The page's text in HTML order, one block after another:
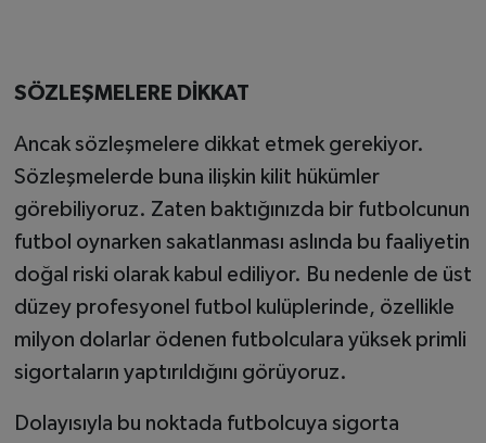
SÖZLEŞMELERE DİKKAT
Ancak sözleşmelere dikkat etmek gerekiyor.
Sözleşmelerde buna ilişkin kilit hükümler
görebiliyoruz. Zaten baktığınızda bir futbolcunun
futbol oynarken sakatlanması aslında bu faaliyetin
doğal riski olarak kabul ediliyor. Bu nedenle de üst
düzey profesyonel futbol kulüplerinde, özellikle
milyon dolarlar ödenen futbolculara yüksek primli
sigortaların yaptırıldığını görüyoruz.
Dolayısıyla bu noktada futbolcuya sigorta